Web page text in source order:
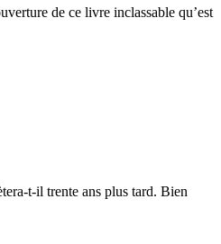
de ce livre inclassable qu’est
t-il trente ans plus tard. Bien